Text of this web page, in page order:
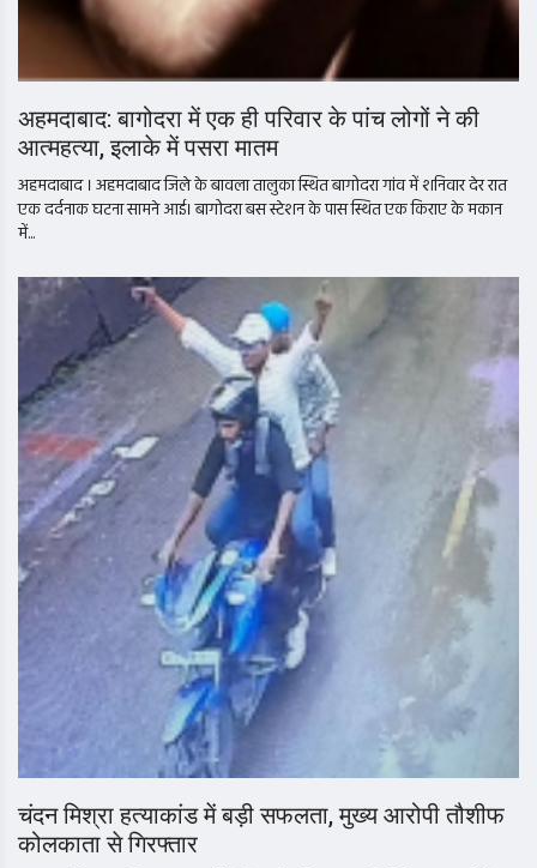
अहमदाबाद: बागोदरा में एक ही परिवार के पांच लोगों ने की
आत्महत्या, इलाके में पसरा मातम
अहमदाबाद । अहमदाबाद जिले के बावला तालुका स्थित बागोदरा गांव में शनिवार देर रात
एक दर्दनाक घटना सामने आई। बागोदरा बस स्टेशन के पास स्थित एक किराए के मकान
में...
चंदन मिश्रा हत्याकांड में बड़ी सफलता, मुख्य आरोपी तौशीफ
कोलकाता से गिरफ्तार